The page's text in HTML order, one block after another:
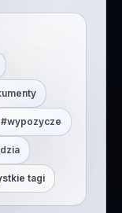
#wypozycze
tagi